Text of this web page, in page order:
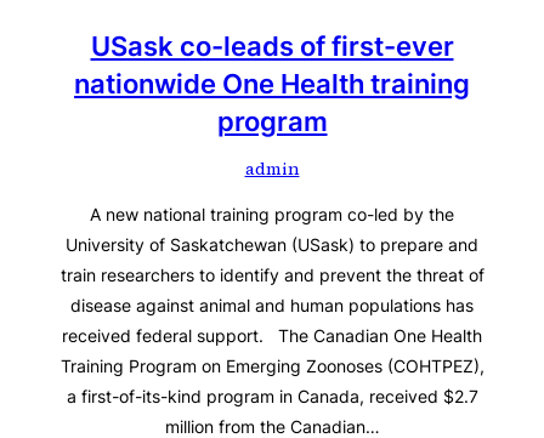
USask co-leads of first-ever
nationwide One Health training
program
admin
A new national training program co-led by the
University of Saskatchewan (USask) to prepare and
train researchers to identify and prevent the threat of
disease against animal and human populations has
received federal support. The Canadian One Health
Training Program on Emerging Zoonoses (COHTPEZ),
a first-of-its-kind program in Canada, received $2.7
million from the Canadian…